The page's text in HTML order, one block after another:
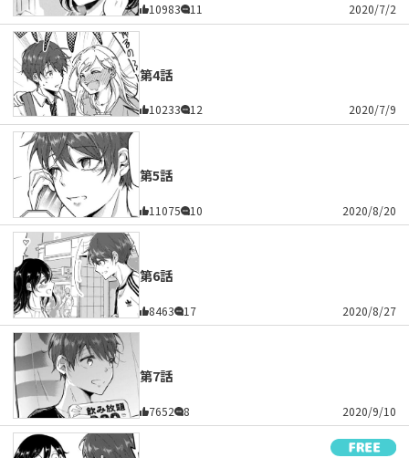
10983 11 2020/7/2
第4話
10233 12 2020/7/9
第5話
11075 10 2020/8/20
第6話
8463 17 2020/8/27
第7話
7652 8 2020/9/10